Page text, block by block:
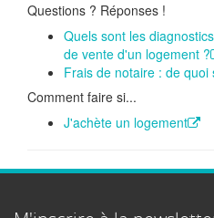
Questions ? Réponses !
Quels sont les
de vente d'un logement ?
Frais de notaire : de quoi
Comment faire si...
J'achète un logement